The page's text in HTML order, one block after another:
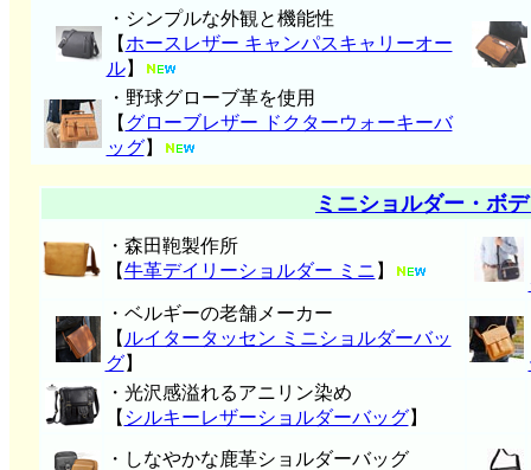
・シンプルな外観と機能性
【 ホースレザー キャンパスキャリーオー
ル】
・野球グローブ革を使用
【 グローブレザー ドクターウォーキーバ
ッグ】
ミニショルダー・ボ
・森田鞄製作所
【牛革デイリーショルダー ミニ 】
・ベルギーの老舗メーカー
【 ルイタータッセン ミニショルダーバッ
グ】
・光沢感溢れるアニリン染め
【 シルキーレザーショルダーバッグ】
・しなやかな鹿革ショルダーバッグ